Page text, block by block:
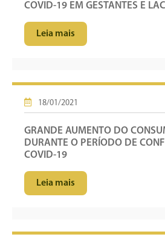
COVID-19 EM GESTANTES E
Leia mais
18/01/2021
GRANDE AUMENTO DO
DURANTE O PERÍODO DE
COVID-19
Leia mais